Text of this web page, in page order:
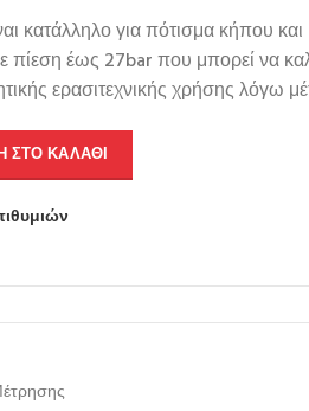
κατάλληλο για πότισμα κήπου
πίεση έως 27bar που μπορεί να
ερασιτεχνικής χρήσης λόγω
ΣΤΟ ΚΑΛΆΘΙ